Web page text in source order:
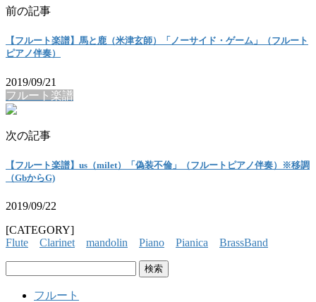
前の記事
【フルート楽譜】馬と鹿（米津玄師）「ノーサイド・ゲーム」（フルート
ピアノ伴奏）
2019/09/21
フルート楽譜
次の記事
【フルート楽譜】us（milet）「偽装不倫」（フルートピアノ伴奏）※移調
（GbからG)
2019/09/22
[CATEGORY]
Flute
Clarinet mandolin Piano Pianica
BrassBand
フルート